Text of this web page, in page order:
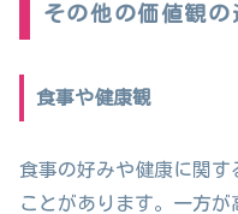
その他の価値観の
食事や健康観
食事の好みや健康に関す
ことがあります。一方